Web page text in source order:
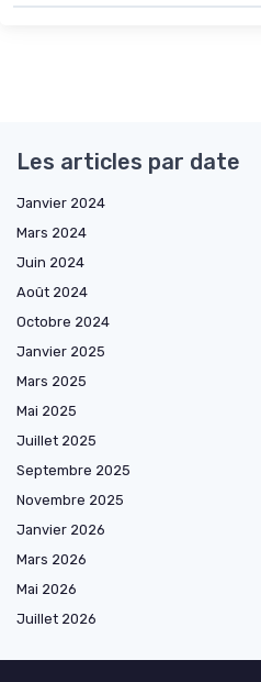
Les articles par date
Janvier 2024
Mars 2024
Juin 2024
Août 2024
Octobre 2024
Janvier 2025
Mars 2025
Mai 2025
Juillet 2025
Septembre 2025
Novembre 2025
Janvier 2026
Mars 2026
Mai 2026
Juillet 2026